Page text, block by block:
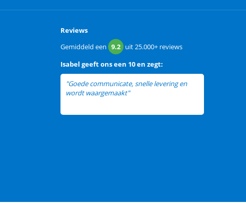
Reviews
Gemiddeld een 9.2 uit25.000+ reviews
Isabel geeft ons een 10 en zegt:
"Goede communicate, snelle levering en
wordt waargemaakt"